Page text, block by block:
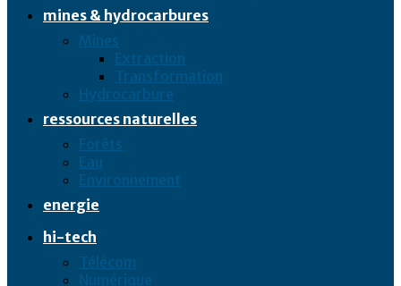
mines & hydrocarbures
Mines
Extraction
Transformation
Hydrocarbure
ressources naturelles
Forêts
Eau
Environnement
energie
hi-tech
Télécom
Numérique